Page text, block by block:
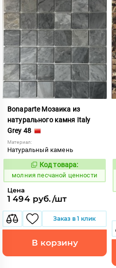
Bonaparte Мозаика из
натурального камня Italy
Grey 48
Материал:
Натуральный камень
1009117
Код товара:
молния песчаной ценности
Цена
1 494 руб./шт
Заказ в 1 клик
В корзину